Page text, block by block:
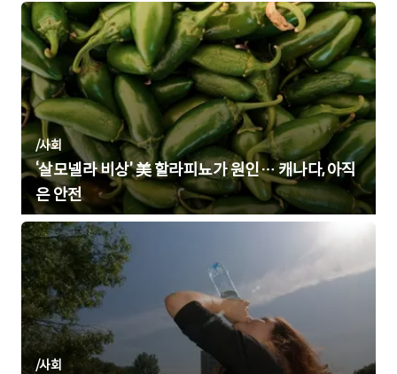
/사회
‘살모넬라 비상’ 美 할라피뇨가 원인… 캐나다, 아직
은 안전
/사회